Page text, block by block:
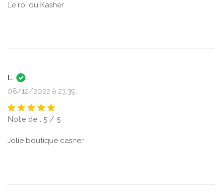
Le roi du Kasher
L.
08/12/2022 à 23:39
Note de : 5 / 5
Jolie boutique casher